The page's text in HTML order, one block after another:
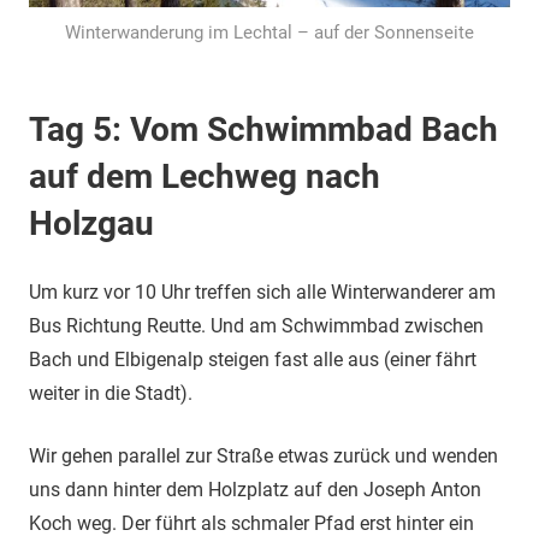
Winterwanderung im Lechtal – auf der Sonnenseite
Tag 5: Vom Schwimmbad Bach
auf dem Lechweg nach
Holzgau
Um kurz vor 10 Uhr treffen sich alle Winterwanderer am
Bus Richtung Reutte. Und am Schwimmbad zwischen
Bach und Elbigenalp steigen fast alle aus (einer fährt
weiter in die Stadt).
Wir gehen parallel zur Straße etwas zurück und wenden
uns dann hinter dem Holzplatz auf den Joseph Anton
Koch weg. Der führt als schmaler Pfad erst hinter ein